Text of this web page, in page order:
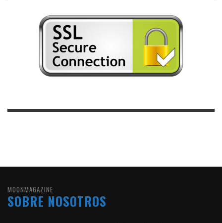
MOONMAGAZINE
SOBRE NOSOTROS